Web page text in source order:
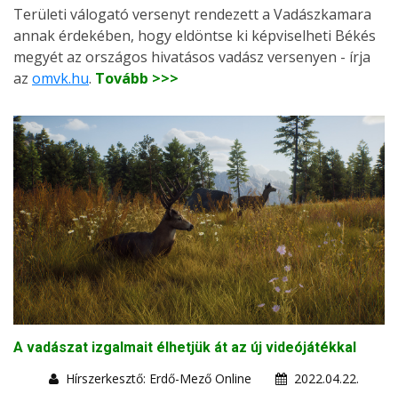
Területi válogató versenyt rendezett a Vadászkamara
annak érdekében, hogy eldöntse ki képviselheti Békés
megyét az országos hivatásos vadász versenyen - írja
az omvk.hu. Tovább >>>
A vadászat izgalmait élhetjük át az új videójátékkal
Hírszerkesztő: Erdő-Mező Online
2022.04.22.